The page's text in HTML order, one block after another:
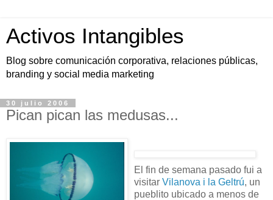
Activos Intangibles
Blog sobre comunicación corporativa, relaciones públicas,
branding y social media marketing
30 julio 2006
Pican pican las medusas...
El fin de semana pasado fui a
visitar Vilanova i la Geltrú, un
pueblito ubicado a menos de